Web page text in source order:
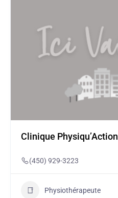
Clinique Physiqu’Action
(450) 929-3223
Physiothérapeute